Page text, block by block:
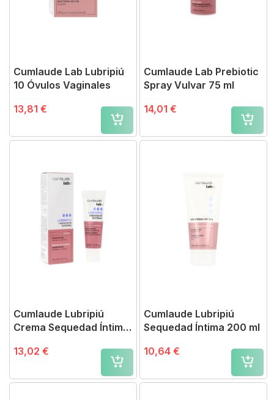
Cumlaude Lab Lubripiú
10 Óvulos Vaginales
13,81 €
Cumlaude Lab Prebiotic
Spray Vulvar 75 ml
14,01 €
Cumlaude Lubripiú
Crema Sequedad Íntima
13,02 €
Cumlaude Lubripiú
Sequedad Íntima 200 ml
10,64 €